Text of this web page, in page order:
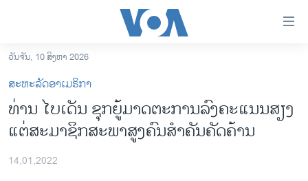
ເຂົ້າ
ຫາ
ຂ້າມ
ຂ້າມ
ຂ້າມ
ຫາ
ລາວ
ອາເມຣິກາ
ການເລືອກຕັ້ງ ປະທານາທີບໍດີ ສະຫະລັດ 2024
ຂ່າວ​ຈີນ
ວັນຈັນ, 10 ສິງຫາ 2026
ສະຫະລັດອາເມຣິກາ
ທ່ານ ໄບ​ເດັນ ​ຊຸກ​ຍູ້​ມາ​ດ​ຕະ​ການ​ລົງ​ຄະ​ແນນ​ສຽງ
ແຕ່​ສະ​ມາ​ຊິກ​ສະ​ພາ​ສູງ​ຄົນ​ສຳ​ຄັນ​ຄັດ​ຄ້ານ
14,01,2022